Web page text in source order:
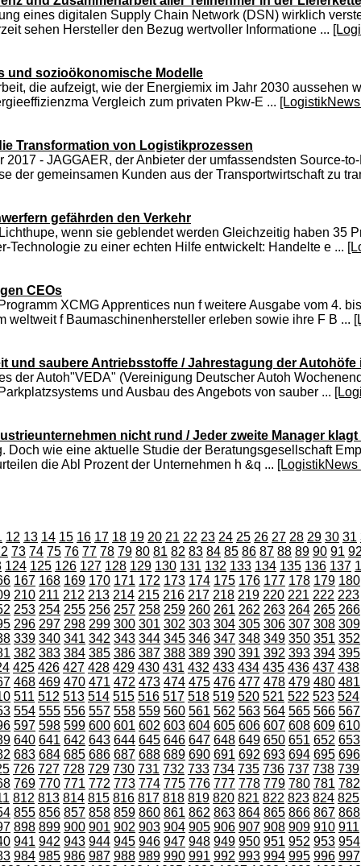
eines digitalen Supply Chain Network (DSN) wirklich
sehen Hersteller den Bezug wertvoller Informatione ...
und sozioökonomische Modelle
die aufzeigt, wie der Energiemix im Jahr 2030 aussehen
Vergleich zum privaten Pkw-E ...
Transformation von Logistikprozessen
- JAGGAER, der Anbieter der umfassendsten Source-
der gemeinsamen Kunden aus der Transportwirtschaft zu
gefährden den Verkehr
wenn sie geblendet werden Gleichzeitig haben 35
zu einer echten Hilfe entwickelt: Handelte e ...
CEOs
XCMG Apprentices nun f weitere Ausgabe vom 4.
f Baumaschinenhersteller erleben sowie ihre F B ...
saubere Antriebsstoffe / Jahrestagung der Autohöfe
der Autoh"VEDA" (Vereinigung Deutscher Autoh
und Ausbau des Angebots von sauber ...
nicht rund / Jeder zweite Manager
wie eine aktuelle Studie der Beratungsgesellschaft
die Abl Prozent der Unternehmen h &q ... [LogistikNews
12 13 14 15 16 17 18 19 20 21 22 23 24 25 26 27 28 29 30 31
73 74 75 76 77 78 79 80 81 82 83 84 85 86 87 88 89 90 91
124 125 126 127 128 129 130 131 132 133 134 135 136 137
167 168 169 170 171 172 173 174 175 176 177 178 179 180
210 211 212 213 214 215 216 217 218 219 220 221 222 223
253 254 255 256 257 258 259 260 261 262 263 264 265 266
296 297 298 299 300 301 302 303 304 305 306 307 308 309
339 340 341 342 343 344 345 346 347 348 349 350 351 352
382 383 384 385 386 387 388 389 390 391 392 393 394 395
425 426 427 428 429 430 431 432 433 434 435 436 437 438
468 469 470 471 472 473 474 475 476 477 478 479 480 481
511 512 513 514 515 516 517 518 519 520 521 522 523 524
554 555 556 557 558 559 560 561 562 563 564 565 566 567
597 598 599 600 601 602 603 604 605 606 607 608 609 610
640 641 642 643 644 645 646 647 648 649 650 651 652 653
683 684 685 686 687 688 689 690 691 692 693 694 695 696
726 727 728 729 730 731 732 733 734 735 736 737 738 739
769 770 771 772 773 774 775 776 777 778 779 780 781 782
812 813 814 815 816 817 818 819 820 821 822 823 824 825
855 856 857 858 859 860 861 862 863 864 865 866 867 868
898 899 900 901 902 903 904 905 906 907 908 909 910 911
941 942 943 944 945 946 947 948 949 950 951 952 953 954
984 985 986 987 988 989 990 991 992 993 994 995 996 997